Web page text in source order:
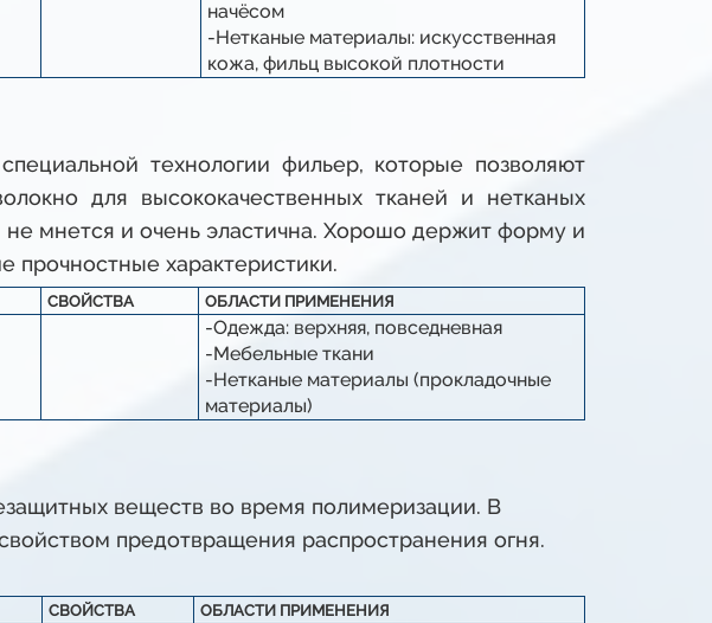
начёсом
-Нетканые материалы: искусственная
кожа, фильц высокой плотности
технологии фильер, которые позволяют
для высококачественных тканей и нетканых
не мнется и очень эластична. Хорошо держит форму и
прочностные характеристики.
СВОЙСТВА ОБЛАСТИ ПРИМЕНЕНИЯ
-Одежда: верхняя, повседневная
-Мебельные ткани
-Нетканые материалы (прокладочные
материалы)
веществ во время полимеризации. В
предотвращения распространения огня.
СВОЙСТВА ОБЛАСТИ ПРИМЕНЕНИЯ